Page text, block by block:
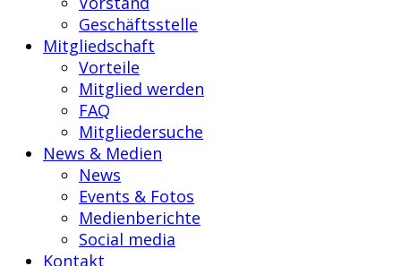
Geschäftsstelle
Mitgliedschaft
Vorteile
Mitglied werden
FAQ
Mitgliedersuche
News & Medien
News
Events & Fotos
Medienberichte
Social media
Kontakt